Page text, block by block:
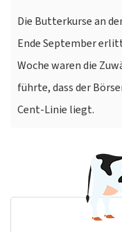
Die Butterkurse an
Ende September
Woche waren die
führte, dass der
Cent-Linie liegt.